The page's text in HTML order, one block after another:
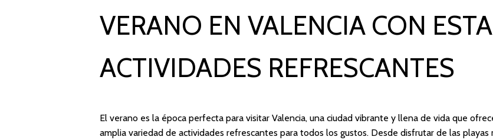
VERANO EN VALENCIA CON
ACTIVIDADES REFRESCANTES
El verano es la época perfecta para visitar Valencia, una ciudad vibrante y llena de vida que
amplia variedad de actividades refrescantes para todos los gustos. Desde disfrutar de las playas